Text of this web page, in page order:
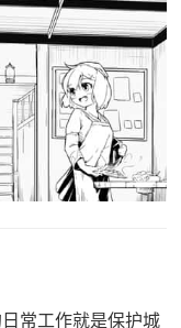
常工作就是保护城